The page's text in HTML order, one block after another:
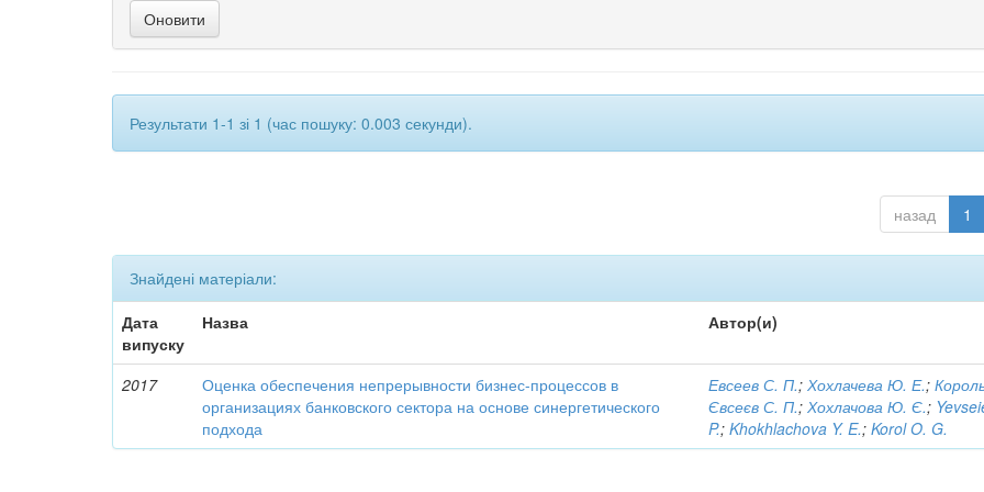
Результати 1-1 зі 1 (час пошуку: 0.003 секунди).
назад 1
Знайдені матеріали:
Дата
випуску
Назва Автор(и)
2017
Оценка обеспечения непрерывности бизнес-процессов в
организациях банковского сектора на основе синергетического
подхода
Евсеев С. П.;Хохлачева Ю. Е.;
Євсеєв С. П.;Хохлачова Ю. Є.;
P.;Khokhlachova Y. E.;Korol O. G.